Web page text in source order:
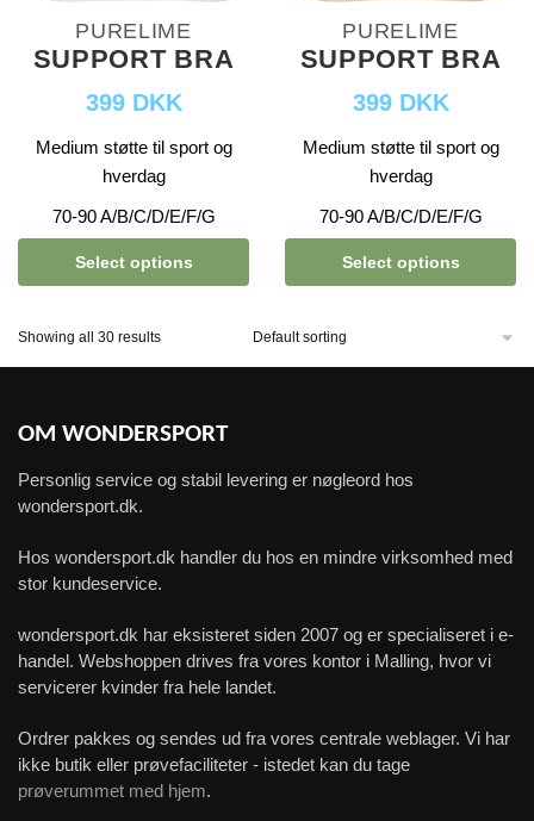
PURELIME
SUPPORT BRA
399 DKK
Medium støtte til sport og
hverdag
70-90 A/B/C/D/E/F/G
Select options
PURELIME
SUPPORT BRA
399 DKK
Medium støtte til sport og
hverdag
70-90 A/B/C/D/E/F/G
Select options
Showing all 30 results
OM WONDERSPORT
Personlig service og stabil levering er nøgleord hos
wondersport.dk.
Hos wondersport.dk handler du hos en mindre virksomhed med
stor kundeservice.
wondersport.dk har eksisteret siden 2007 og er specialiseret i e-
handel. Webshoppen drives fra vores kontor i Malling, hvor vi
servicerer kvinder fra hele landet.
Ordrer pakkes og sendes ud fra vores centrale weblager. Vi har
ikke butik eller prøvefaciliteter - istedet kan du tage
prøverummet med hjem.